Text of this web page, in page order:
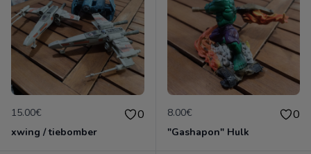
15.00€ 0
xwing / tiebomber
8.00€ 0
"Gashapon" Hulk